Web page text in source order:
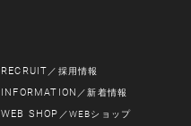
RECRUIT ／採用情報
INFORMATION ／新着情報
WEB SHOP ／WEBショップ